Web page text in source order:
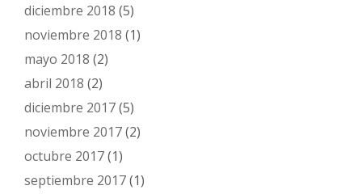
diciembre 2018 (5)
noviembre 2018 (1)
mayo 2018 (2)
abril 2018 (2)
diciembre 2017(5)
noviembre 2017(2)
octubre 2017(1)
septiembre 2017(1)